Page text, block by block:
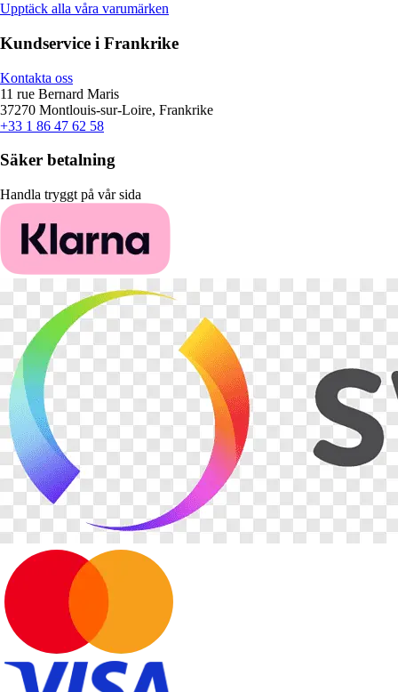
Upptäck alla våra varumärken
Kundservice i Frankrike
Kontakta oss
11 rue Bernard Maris
37270 Montlouis-sur-Loire, Frankrike
+33 1 86 47 62 58
Säker betalning
Handla tryggt på vår sida